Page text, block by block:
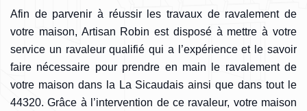
Afin de parvenir à réussir les travaux de ravalement de
votre maison, Artisan Robin est disposé à mettre à votre
service un ravaleur qualifié qui a l’expérience et le savoir
faire nécessaire pour prendre en main le ravalement de
votre maison dans la La Sicaudais ainsi que dans tout le
44320. Grâce à l’intervention de ce ravaleur, votre maison